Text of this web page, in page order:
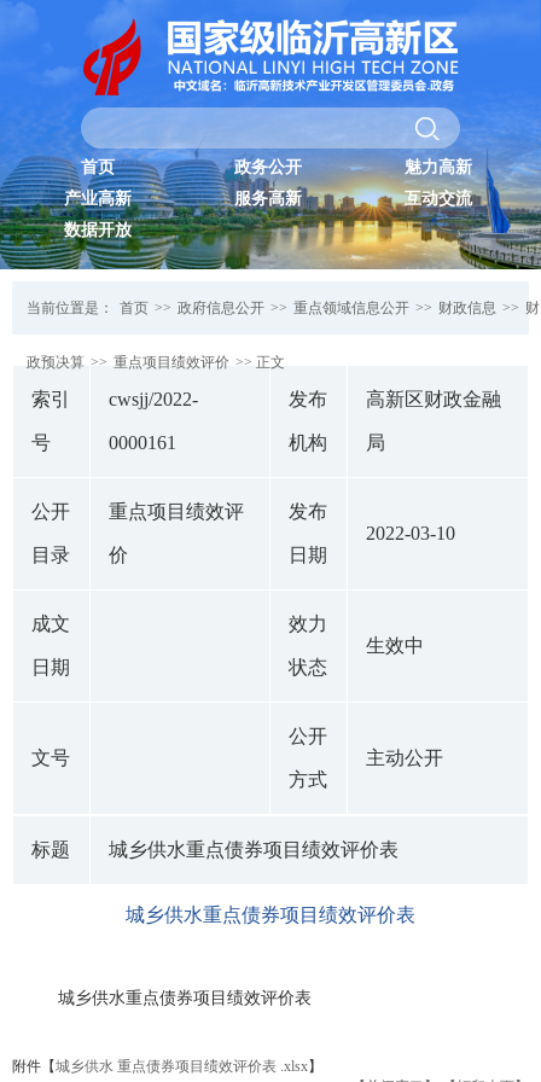
首页 政务公开
魅力高新
产业高新
服务高新
互动交流
数据开放
当前位置是： 首页 >> 政府信息公开 >> 重点领域信息公开 >> 财政信息 >> 财
政预决算 >> 重点项目绩效评价 >> 正文
索引
号
cwsjj/2022-
0000161
发布
机构
高新区财政金融
局
公开
目录
重点项目绩效评
价
发布
日期
2022-03-10
成文
日期
效力
状态
生效中
文号
公开
方式
主动公开
标题 城乡供水重点债券项目绩效评价表
城乡供水重点债券项目绩效评价表
城乡供水重点债券项目绩效评价表
附件【城乡供水 重点债券项目绩效评价表 .xlsx】